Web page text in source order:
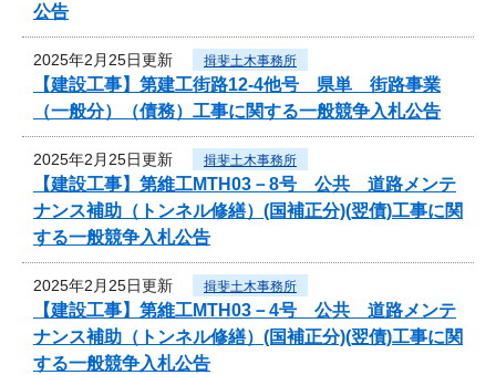
公告
2025年2月25日更新 揖斐土木事務所
【建設工事】第建工街路12-4他号 県単 街路事業
（一般分）（債務）工事に関する一般競争入札公告
2025年2月25日更新 揖斐土木事務所
【建設工事】第維工MTH03－8号 公共 道路メンテ
ナンス補助（トンネル修繕）(国補正分)(翌債)工事に関
する一般競争入札公告
2025年2月25日更新 揖斐土木事務所
【建設工事】第維工MTH03－4号 公共 道路メンテ
ナンス補助（トンネル修繕）(国補正分)(翌債)工事に関
する一般競争入札公告